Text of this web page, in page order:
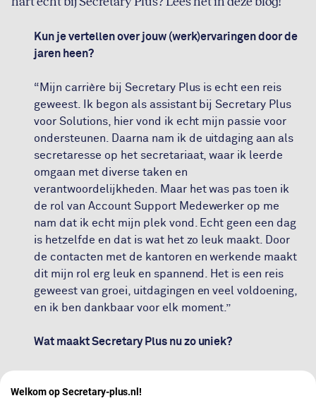
Kun je vertellen over jouw (werk)ervaringen door de
jaren heen?
“Mijn carrière bij Secretary Plus is echt een reis
geweest. Ik begon als assistant bij Secretary Plus
voor Solutions, hier vond ik echt mijn passie voor
ondersteunen. Daarna nam ik de uitdaging aan als
secretaresse op het secretariaat, waar ik leerde
omgaan met diverse taken en
verantwoordelijkheden. Maar het was pas toen ik
de rol van Account Support Medewerker op me
nam dat ik echt mijn plek vond. Echt geen een dag
is hetzelfde en dat is wat het zo leuk maakt. Door
de contacten met de kantoren en werkende maakt
dit mijn rol erg leuk en spannend. Het is een reis
geweest van groei, uitdagingen en veel voldoening,
en ik ben dankbaar voor elk moment.”
Wat maakt Secretary Plus nu zo uniek?
mensen die Secretary Plus maken tot wat het is.
Welkom op Secretary-plus.nl!